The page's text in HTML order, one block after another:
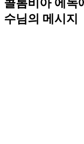
콜롬비아 에녹
수님의 메시지